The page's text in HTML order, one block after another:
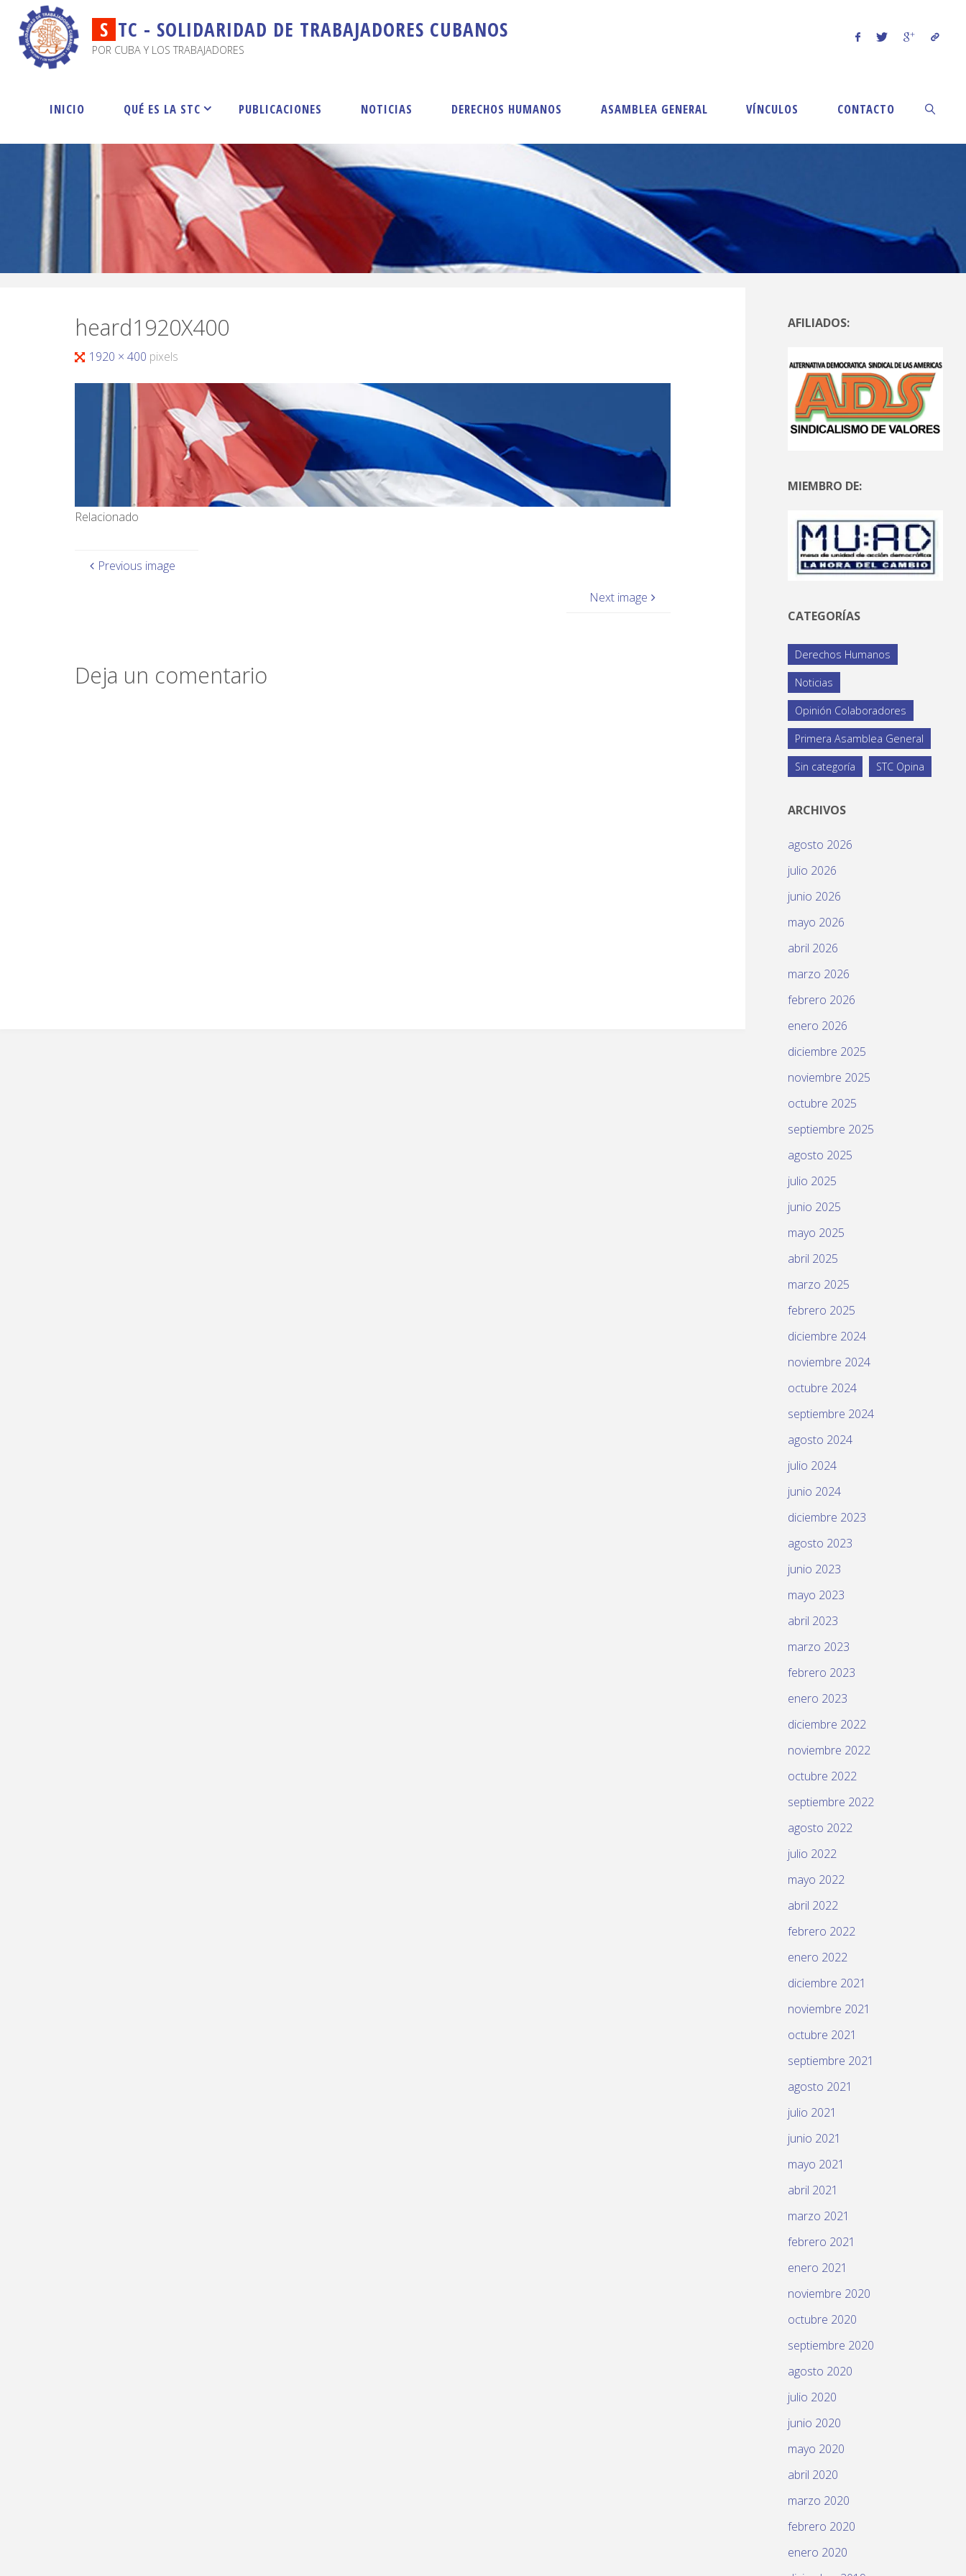
S TC - SOLIDARIDAD DE TRABAJADORES CUBANOS
POR CUBA Y LOS TRABAJADORES
INICIO QUÉ ES LA STC PUBLICACIONES NOTICIAS DERECHOS HUMANOS ASAMBLEA GENERAL VÍNCULOS CONTACTO
heard1920X400
1920 × 400 pixels
Relacionado
Previous image
Next image
Deja un comentario
AFILIADOS:
MIEMBRO DE:
CATEGORÍAS
Derechos Humanos
Noticias
Opinión Colaboradores
Primera Asamblea General
Sin categoría STC Opina
ARCHIVOS
agosto 2026
julio 2026
junio 2026
mayo 2026
abril 2026
marzo 2026
febrero 2026
enero 2026
diciembre 2025
noviembre 2025
octubre 2025
septiembre 2025
agosto 2025
julio 2025
junio 2025
mayo 2025
abril 2025
marzo 2025
febrero 2025
diciembre 2024
noviembre 2024
octubre 2024
septiembre 2024
agosto 2024
julio 2024
junio 2024
diciembre 2023
agosto 2023
junio 2023
mayo 2023
abril 2023
marzo 2023
febrero 2023
enero 2023
diciembre 2022
noviembre 2022
octubre 2022
septiembre 2022
agosto 2022
julio 2022
mayo 2022
abril 2022
febrero 2022
enero 2022
diciembre 2021
noviembre 2021
octubre 2021
septiembre 2021
agosto 2021
julio 2021
junio 2021
mayo 2021
abril 2021
marzo 2021
febrero 2021
enero 2021
noviembre 2020
octubre 2020
septiembre 2020
agosto 2020
julio 2020
junio 2020
mayo 2020
abril 2020
marzo 2020
febrero 2020
enero 2020